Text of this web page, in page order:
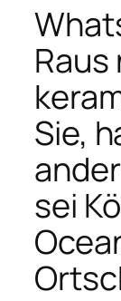
Raus
Sie,
sei